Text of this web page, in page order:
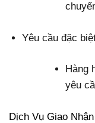
Yêu cầu đặc
Hàng
yêu
Dịch Vụ Giao